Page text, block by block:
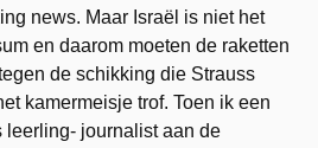
news. Maar Israël is niet het
en daarom moeten de raketten
de schikking die Strauss
kamermeisje trof. Toen ik een
leerling- journalist aan de